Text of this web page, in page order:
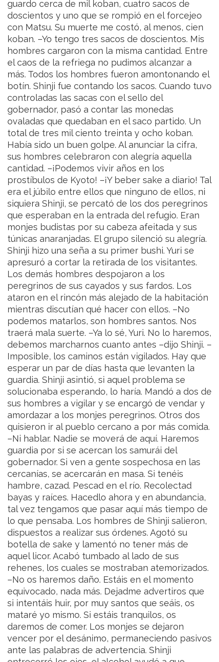
guardo cerca de mil koban, cuatro sacos de
doscientos y uno que se rompió en el forcejeo
con Matsu. Su muerte me costó, al menos, cien
koban. –Yo tengo tres sacos de doscientos. Mis
hombres cargaron con la misma cantidad. Entre
el caos de la refriega no pudimos alcanzar a
más. Todos los hombres fueron amontonando el
botín. Shinji fue contando los sacos. Cuando tuvo
controladas las sacas con el sello del
gobernador, pasó a contar las monedas
ovaladas que quedaban en el saco partido. Un
total de tres mil ciento treinta y ocho koban.
Había sido un buen golpe. Al anunciar la cifra,
sus hombres celebraron con alegría aquella
cantidad. –¡Podemos vivir años en los
prostíbulos de Kyoto! –¡Y beber sake a diario! Tal
era el júbilo entre ellos que ninguno de ellos, ni
siquiera Shinji, se percató de los dos peregrinos
que esperaban en la entrada del refugio. Eran
monjes budistas por su cabeza afeitada y sus
túnicas anaranjadas. El grupo silenció su alegría.
Shinji hizo una seña a su primer bushi. Yuri se
apresuró a cortar la retirada de los visitantes.
Los demás hombres despojaron a los
peregrinos de sus cayados y sus fardos. Los
ataron en el rincón más alejado de la habitación
mientras discutían qué hacer con ellos. –No
podemos matarlos, son hombres santos. Nos
traerá mala suerte. –Ya lo sé, Yuri. No lo haremos,
debemos marcharnos cuanto antes –dijo Shinji. –
Imposible, los caminos están vigilados. Hay que
esperar un par de días hasta que levanten la
guardia. Shinji asintió, si aquel problema se
solucionaba esperando, lo haría. Mandó a dos de
sus hombres a vigilar y se encargó de vendar y
amordazar a los monjes peregrinos. Otros dos
quisieron ir al pueblo cercano a por más comida.
–Ni hablar. Nadie se moverá de aquí. Haremos
guardia por si se acercan los samurái del
gobernador. Si ven a gente sospechosa en las
cercanías, se acercarán en masa. Si tenéis
hambre, cazad. Pescad en el río. Recolectad
bayas y raíces. Hacedlo ahora y en abundancia,
tal vez tengamos que pasar aquí más tiempo de
lo que pensaba. Los hombres de Shinji salieron,
dispuestos a realizar sus órdenes. Agotó su
botella de sake y lamentó no tener más de
aquel licor. Acabó tumbado al lado de sus
rehenes, los cuales se mostraban atemorizados.
–No os haremos daño. Estáis en el momento
equivocado, nada más. Dejadme advertiros que
si intentáis huir, por muy santos que seáis, os
mataré yo mismo. Si estáis tranquilos, os
daremos de comer. Los monjes se dejaron
vencer por el desánimo, permaneciendo pasivos
ante las palabras de advertencia. Shinji